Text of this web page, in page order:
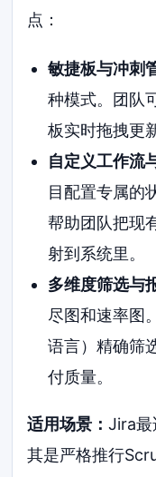
点：
敏捷板与冲刺
种模式。团队
板实时拖拽更
自定义工作流
目配置专属的
帮助团队把现
射到系统里。
多维度筛选与
尽图和速率图
语言）精确筛
付质量。
适用场景：Jira最
其是严格推行